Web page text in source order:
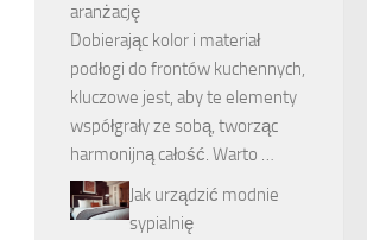
aranżację
Dobierając kolor i materiał
podłogi do frontów kuchennych,
kluczowe jest, aby te elementy
współgrały ze sobą, tworząc
harmonijną całość. Warto …
Jak urządzić modnie
sypialnię